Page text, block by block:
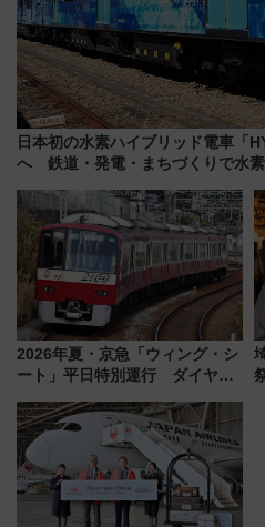
日本初の水素ハイブリッド電車「
へ 鉄道・発電・まちづくりで水
2026年夏・京急「ウィング・シ
ート」平日特別運行 ダイヤ・
三浦海岸を堪能できるお出かけ
プランもご紹介